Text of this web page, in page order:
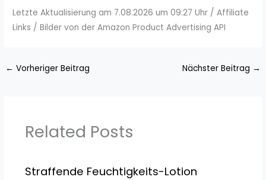
Letzte Aktualisierung am 7.08.2026 um 09:27 Uhr / Affiliate
Links / Bilder von der Amazon Product Advertising API
← Vorheriger Beitrag Nächster Beitrag →
Related Posts
Straffende Feuchtigkeits-Lotion